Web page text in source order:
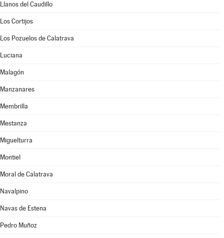
Llanos del Caudillo
Los Cortijos
Los Pozuelos de Calatrava
Luciana
Malagón
Manzanares
Membrilla
Mestanza
Miguelturra
Montiel
Moral de Calatrava
Navalpino
Navas de Estena
Pedro Muñoz